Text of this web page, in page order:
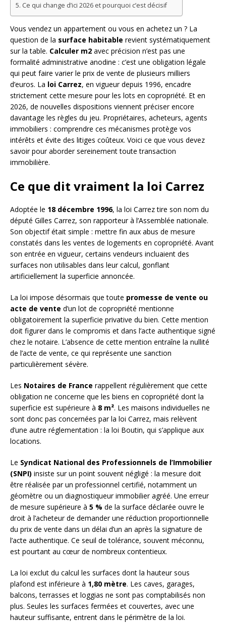
Ce qui change d’ici 2026 et pourquoi c’est décisif
Vous vendez un appartement ou vous en achetez un ? La
question de la surface habitable revient systématiquement
sur la table. Calculer m2 avec précision n’est pas une
formalité administrative anodine : c’est une obligation légale
qui peut faire varier le prix de vente de plusieurs milliers
d’euros. La loi Carrez, en vigueur depuis 1996, encadre
strictement cette mesure pour les lots en copropriété. Et en
2026, de nouvelles dispositions viennent préciser encore
davantage les règles du jeu. Propriétaires, acheteurs, agents
immobiliers : comprendre ces mécanismes protège vos
intérêts et évite des litiges coûteux. Voici ce que vous devez
savoir pour aborder sereinement toute transaction
immobilière.
Ce que dit vraiment la loi Carrez
Adoptée le 18 décembre 1996, la loi Carrez tire son nom du
député Gilles Carrez, son rapporteur à l’Assemblée nationale.
Son objectif était simple : mettre fin aux abus de mesure
constatés dans les ventes de logements en copropriété. Avant
son entrée en vigueur, certains vendeurs incluaient des
surfaces non utilisables dans leur calcul, gonflant
artificiellement la superficie annoncée.
La loi impose désormais que toute promesse de vente ou
acte de vente d’un lot de copropriété mentionne
obligatoirement la superficie privative du bien. Cette mention
doit figurer dans le compromis et dans l’acte authentique signé
chez le notaire. L’absence de cette mention entraîne la nullité
de l’acte de vente, ce qui représente une sanction
particulièrement sévère.
Les Notaires de France rappellent régulièrement que cette
obligation ne concerne que les biens en copropriété dont la
superficie est supérieure à 8 m². Les maisons individuelles ne
sont donc pas concernées par la loi Carrez, mais relèvent
d’une autre réglementation : la loi Boutin, qui s’applique aux
locations.
Le Syndicat National des Professionnels de l’Immobilier
(SNPI) insiste sur un point souvent négligé : la mesure doit
être réalisée par un professionnel certifié, notamment un
géomètre ou un diagnostiqueur immobilier agréé. Une erreur
de mesure supérieure à 5 % de la surface déclarée ouvre le
droit à l’acheteur de demander une réduction proportionnelle
du prix de vente dans un délai d’un an après la signature de
l’acte authentique. Ce seuil de tolérance, souvent méconnu,
est pourtant au cœur de nombreux contentieux.
La loi exclut du calcul les surfaces dont la hauteur sous
plafond est inférieure à 1,80 mètre. Les caves, garages,
balcons, terrasses et loggias ne sont pas comptabilisés non
plus. Seules les surfaces fermées et couvertes, avec une
hauteur suffisante, entrent dans le périmètre de la loi.